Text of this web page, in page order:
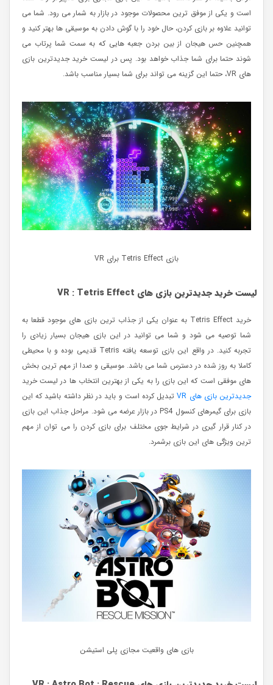
است و یکی از موفق ترین محصولات موجود در بازار به شمار می رود. شما می
توانید علاوه بر بازی کردن، حال خود را با گوش دادن به موسیقی ها بهتر کنید و
همچنین حس هیجان از بین بردن جعبه هایی که به سمت شما پرتاب می
شوند حتما برای شما جذاب خواهد بود. پس در لیست خرید جدیدترین بازی
های VR، حتما این گزینه می تواند برای شما بسیار مناسب باشد.
بازی Tetris Effect برای VR
لیست خرید جدیدترین بازی های VR : Tetris Effect
خرید Tetris Effect به عنوان یکی از جذاب ترین بازی های موجود قطعا به
شما توصیه می شود و شما می توانید در این بازی هیجان بسیار زیادی را
تجربه کنید. در واقع این بازی توسعه یافته Tetris قدیمی بوده و با محیطی
کاملا به روز شده در دسترس شما می باشد. موسیقی و صدا از مهم ترین بخش
های موفقی است که این بازی را به یکی از بهترین انتخاب ها در لیست خرید
جدیدترین بازی های VR
تبدیل کرده است و باید در نظر داشته باشید که این
بازی برای گیمرهای کنسول PS4 در بازار عرضه می شود. مراحل جذاب این بازی
در کنار قرار گیری در شرایط جوی مختلف برای بازی کردن را می توان از مهم
ترین ویژگی های این بازی برشمرد.
بازی های واقعیت مجازی پلی استیشن